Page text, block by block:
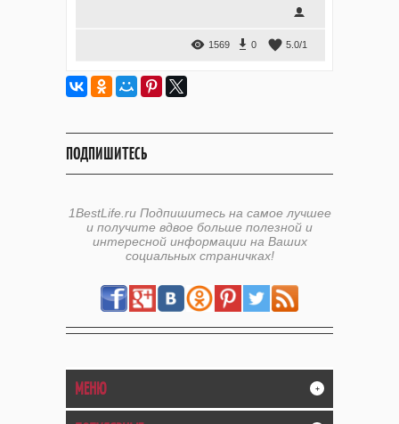
1569 0 5.0/1
ПОДПИШИТЕСЬ
1BestLife.ru Подпишитесь на самое лучшее
и получите вдвое больше полезной и
интересной информации на Ваших
социальных страничках!
МЕНЮ +